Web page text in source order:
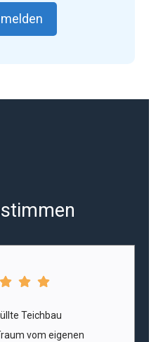
Teichbau
vom eigenen